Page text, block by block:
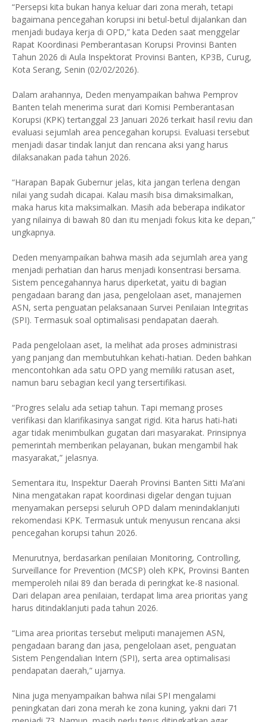
“Persepsi kita bukan hanya keluar dari zona merah, tetapi
bagaimana pencegahan korupsi ini betul-betul dijalankan dan
menjadi budaya kerja di OPD,” kata Deden saat menggelar
Rapat Koordinasi Pemberantasan Korupsi Provinsi Banten
Tahun 2026 di Aula Inspektorat Provinsi Banten, KP3B, Curug,
Kota Serang, Senin (02/02/2026).
Dalam arahannya, Deden menyampaikan bahwa Pemprov
Banten telah menerima surat dari Komisi Pemberantasan
Korupsi (KPK) tertanggal 23 Januari 2026 terkait hasil reviu dan
evaluasi sejumlah area pencegahan korupsi. Evaluasi tersebut
menjadi dasar tindak lanjut dan rencana aksi yang harus
dilaksanakan pada tahun 2026.
“Harapan Bapak Gubernur jelas, kita jangan terlena dengan
nilai yang sudah dicapai. Kalau masih bisa dimaksimalkan,
maka harus kita maksimalkan. Masih ada beberapa indikator
yang nilainya di bawah 80 dan itu menjadi fokus kita ke depan,”
ungkapnya.
Deden menyampaikan bahwa masih ada sejumlah area yang
menjadi perhatian dan harus menjadi konsentrasi bersama.
Sistem pencegahannya harus diperketat, yaitu di bagian
pengadaan barang dan jasa, pengelolaan aset, manajemen
ASN, serta penguatan pelaksanaan Survei Penilaian Integritas
(SPI). Termasuk soal optimalisasi pendapatan daerah.
Pada pengelolaan aset, Ia melihat ada proses administrasi
yang panjang dan membutuhkan kehati-hatian. Deden bahkan
mencontohkan ada satu OPD yang memiliki ratusan aset,
namun baru sebagian kecil yang tersertifikasi.
“Progres selalu ada setiap tahun. Tapi memang proses
verifikasi dan klarifikasinya sangat rigid. Kita harus hati-hati
agar tidak menimbulkan gugatan dari masyarakat. Prinsipnya
pemerintah memberikan pelayanan, bukan mengambil hak
masyarakat,” jelasnya.
Sementara itu, Inspektur Daerah Provinsi Banten Sitti Ma’ani
Nina mengatakan rapat koordinasi digelar dengan tujuan
menyamakan persepsi seluruh OPD dalam menindaklanjuti
rekomendasi KPK. Termasuk untuk menyusun rencana aksi
pencegahan korupsi tahun 2026.
Menurutnya, berdasarkan penilaian Monitoring, Controlling,
Surveillance for Prevention (MCSP) oleh KPK, Provinsi Banten
memperoleh nilai 89 dan berada di peringkat ke-8 nasional.
Dari delapan area penilaian, terdapat lima area prioritas yang
harus ditindaklanjuti pada tahun 2026.
“Lima area prioritas tersebut meliputi manajemen ASN,
pengadaan barang dan jasa, pengelolaan aset, penguatan
Sistem Pengendalian Intern (SPI), serta area optimalisasi
pendapatan daerah,” ujarnya.
Nina juga menyampaikan bahwa nilai SPI mengalami
peningkatan dari zona merah ke zona kuning, yakni dari 71